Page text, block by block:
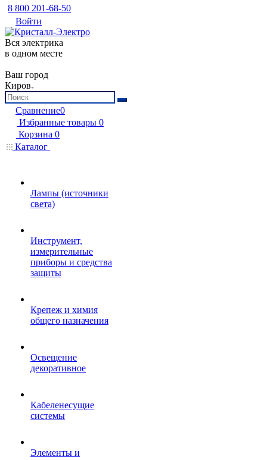
8 800 201-68-50
Войти
Вся электрика
в одном месте
Ваш город
Киров
Сравнение0
Избранные товары 0
Корзина 0
Каталог
Лампы (источники
света)
Инструмент,
измерительные
приборы и средства
защиты
Крепеж и химия
общего назначения
Освещение
декоративное
Кабеленесущие
системы
Элементы и